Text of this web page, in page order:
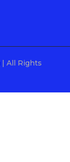
| All Rights